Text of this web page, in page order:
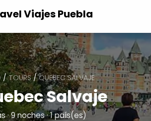
/TOURS/QUEBEC SALVAJE
Salvaje
· 9 noches · 1 país(es)